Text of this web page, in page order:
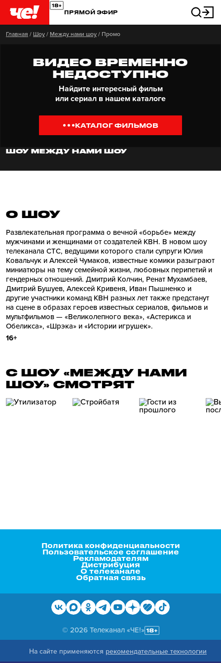
ПРЯМОЙ ЭФИР
Главная / Шоу / Между нами шоу / Промо
ВИДЕО ВРЕМЕННО
НЕДОСТУПНО
Найдите интересный фильм
или сериал в нашем каталоге
КАТАЛОГ ФИЛЬМОВ
ШОУ МЕЖДУ НАМИ ШОУ
О ШОУ
Развлекательная программа о вечной «борьбе» между
мужчинами и женщинами от создателей КВН. В новом шоу
телеканала СТС, ведущими которого стали супруги Юлия
Ковальчук и Алексей Чумаков, известные комики разыграют
миниатюры на тему семейной жизни, любовных перипетий и
гендерных отношений. Дмитрий Колчин, Ренат Мухамбаев,
Дмитрий Бушуев, Алексей Кривеня, Иван Пышненко и
другие участники команд КВН разных лет также предстанут
на сцене в образах героев известных сериалов, фильмов и
мультфильмов — «Великолепного века», «Астерикса и
Обеликса», «Шрэка» и «Истории игрушек».
16+
С ШОУ «МЕЖДУ НАМИ
ШОУ» СМОТРЯТ
Политика конфиденциальности
Пользовательское соглашение
Рекламодателям
Дистрибуция
О телеканале
Обратная связь
© 2026 Телеканал «ЧЕ!»
На сайте применяются рекомендательные технологии